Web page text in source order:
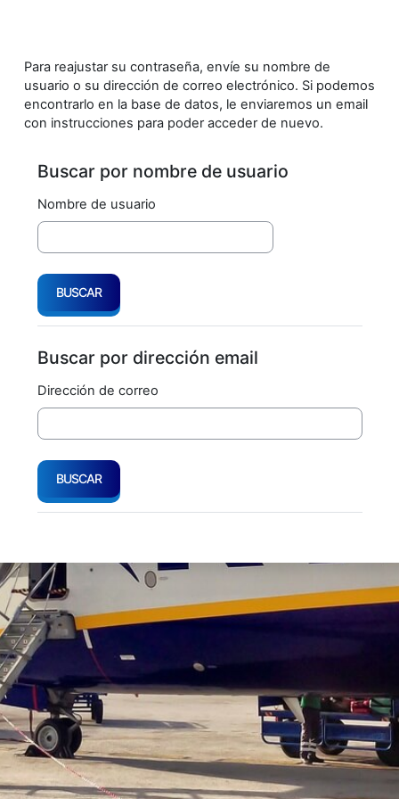
Para reajustar su contraseña, envíe su nombre de
usuario o su dirección de correo electrónico. Si podemos
encontrarlo en la base de datos, le enviaremos un email
con instrucciones para poder acceder de nuevo.
Buscar por nombre de usuario
Nombre de usuario
Buscar por dirección email
Dirección de correo